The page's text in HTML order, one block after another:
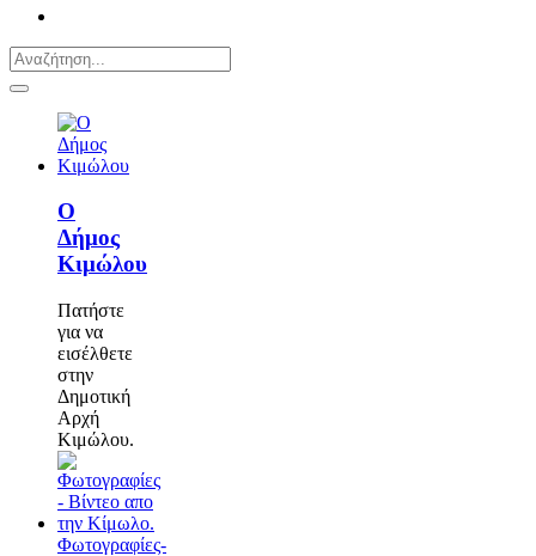
Ο
Δήμος
Κιμώλου
Πατήστε
για να
εισέλθετε
στην
Δημοτική
Αρχή
Κιμώλου.
Φωτογραφίες-